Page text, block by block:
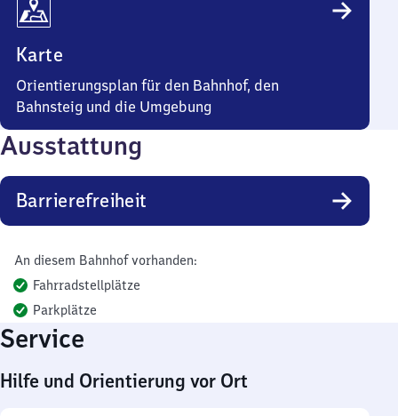
Karte
Orientierungsplan für den Bahnhof, den
Bahnsteig und die Umgebung
Ausstattung
Barrierefreiheit
An diesem Bahnhof vorhanden:
Fahrradstellplätze
Parkplätze
Service
Hilfe und Orientierung vor Ort